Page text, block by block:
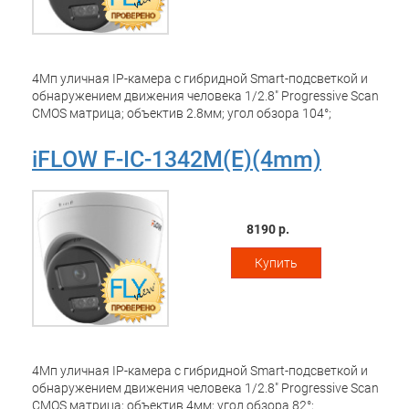
4Мп уличная IP-камера с гибридной Smart-подсветкой и
обнаружением движения человека 1/2.8" Progressive Scan
CMOS матрица; объектив 2.8мм; угол обзора 104°;
с; H.265/H.265+/H.264/H.264+/MJPEG, HLC, DWDR; 3D DNR;
BLC; ИК-подсветка до 20м, подсветка белым светом до
32кбит/с-8Мбит/с; G.711/AAC; встроенный микрофон;
защита от перенапряжений TVS, IP67; -40°C до +45°C;
DC12В±25%/PoE(IEEE 802.3af); 6,5Вт макс.
iFLOW F-IC-1342M(E)(4mm)
4Мп уличная IP-камера с гибридной Smart-подсветкой и
обнаружением движения человека 1/2.8" Progressive Scan
CMOS матрица; объектив 4мм; угол обзора 82°;
8190 р.
Купить